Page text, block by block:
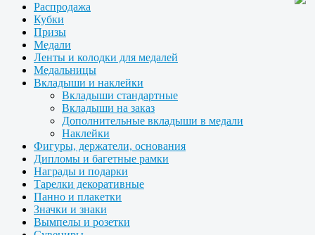
Распродажа
Кубки
Призы
Медали
Ленты и колодки для медалей
Медальницы
Вкладыши и наклейки
Вкладыши стандартные
Вкладыши на заказ
Дополнительные вкладыши в медали
Наклейки
Фигуры, держатели, основания
Дипломы и багетные рамки
Награды и подарки
Тарелки декоративные
Панно и плакетки
Значки и знаки
Вымпелы и розетки